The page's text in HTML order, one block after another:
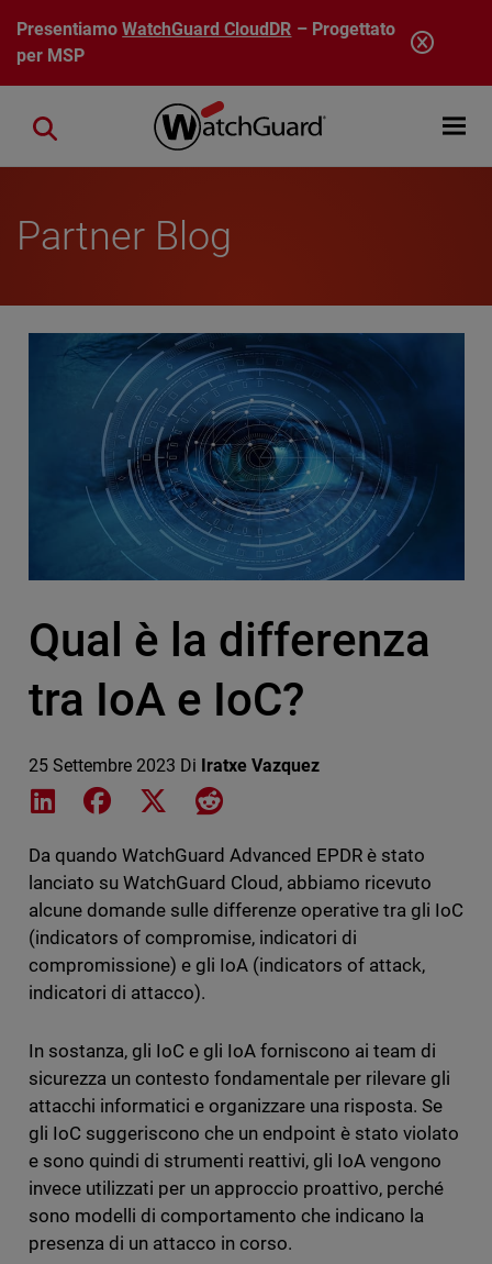
Salta al contenuto principale
PresentiamoWatchGuard CloudDR – Progettato
per MSP
Open
Close search
Partner Blog
Qual è la differenza
tra IoA e IoC?
25 Settembre 2023 Di Iratxe Vazquez
Share on LinkedIn
Share on Facebook
Share on XShare on Reddit
Da quando WatchGuard Advanced EPDR è stato
lanciato su WatchGuard Cloud, abbiamo ricevuto
alcune domande sulle differenze operative tra gli IoC
(indicators of compromise, indicatori di
compromissione) e gli IoA (indicators of attack,
indicatori di attacco).
In sostanza, gli IoC e gli IoA forniscono ai team di
sicurezza un contesto fondamentale per rilevare gli
attacchi informatici e organizzare una risposta. Se
gli IoC suggeriscono che un endpoint è stato violato
e sono quindi di strumenti reattivi, gli IoA vengono
invece utilizzati per un approccio proattivo, perché
sono modelli di comportamento che indicano la
presenza di un attacco in corso.